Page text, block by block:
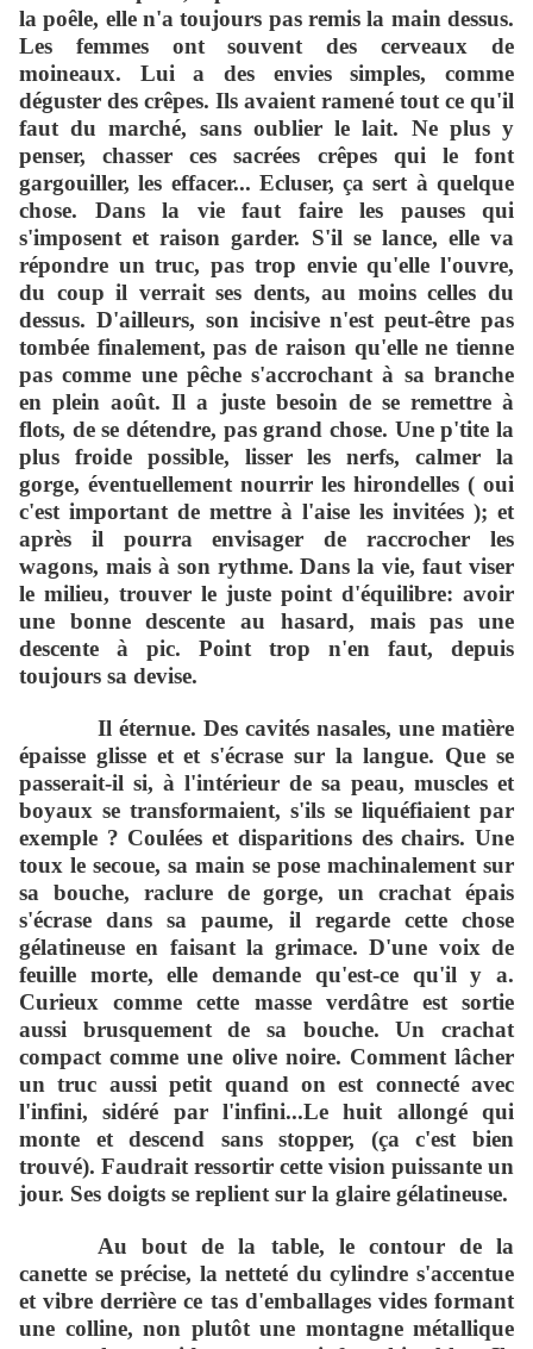
la poêle, elle n'a toujours pas remis la main dessus.
Les femmes ont souvent des cerveaux de
moineaux. Lui a des envies simples, comme
déguster des crêpes. Ils avaient ramené tout ce qu'il
faut du marché, sans oublier le lait. Ne plus y
penser, chasser ces sacrées crêpes qui le font
gargouiller, les effacer... Ecluser, ça sert à quelque
chose. Dans la vie faut faire les pauses qui
s'imposent et raison garder. S'il se lance, elle va
répondre un truc, pas trop envie qu'elle l'ouvre,
du coup il verrait ses dents, au moins celles du
dessus. D'ailleurs, son incisive n'est peut-être pas
tombée finalement, pas de raison qu'elle ne tienne
pas comme une pêche s'accrochant à sa branche
en plein août. Il a juste besoin de se remettre à
flots, de se détendre, pas grand chose. Une p'tite la
plus froide possible, lisser les nerfs, calmer la
gorge, éventuellement nourrir les hirondelles ( oui
c'est important de mettre à l'aise les invitées ); et
après il pourra envisager de raccrocher les
wagons, mais à son rythme. Dans la vie, faut viser
le milieu, trouver le juste point d'équilibre: avoir
une bonne descente au hasard, mais pas une
descente à pic. Point trop n'en faut, depuis
toujours sa devise.
Il éternue. Des cavités nasales, une matière
épaisse glisse et et s'écrase sur la langue. Que se
passerait-il si, à l'intérieur de sa peau, muscles et
boyaux se transformaient, s'ils se liquéfiaient par
exemple ? Coulées et disparitions des chairs. Une
toux le secoue, sa main se pose machinalement sur
sa bouche, raclure de gorge, un crachat épais
s'écrase dans sa paume, il regarde cette chose
gélatineuse en faisant la grimace. D'une voix de
feuille morte, elle demande qu'est-ce qu'il y a.
Curieux comme cette masse verdâtre est sortie
aussi brusquement de sa bouche. Un crachat
compact comme une olive noire. Comment lâcher
un truc aussi petit quand on est connecté avec
l'infini, sidéré par l'infini...Le huit allongé qui
monte et descend sans stopper, (ça c'est bien
trouvé). Faudrait ressortir cette vision puissante un
jour. Ses doigts se replient sur la glaire gélatineuse.
Au bout de la table, le contour de la
canette se précise, la netteté du cylindre s'accentue
et vibre derrière ce tas d'emballages vides formant
une colline, non plutôt une montagne métallique